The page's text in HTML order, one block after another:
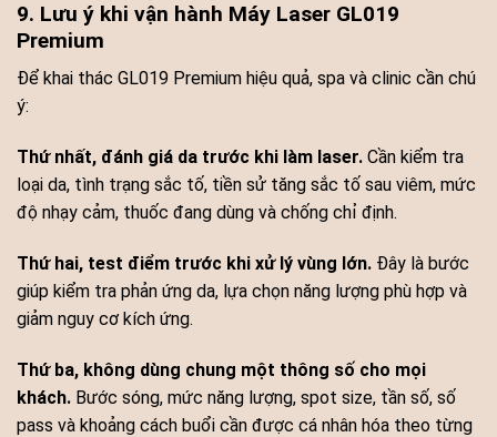
9. Lưu ý khi vận hành Máy Laser GL019
Premium
Để khai thác GL019 Premium hiệu quả, spa và clinic cần chú
ý:
Thứ nhất, đánh giá da trước khi làm laser. Cần kiểm tra
loại da, tình trạng sắc tố, tiền sử tăng sắc tố sau viêm, mức
độ nhạy cảm, thuốc đang dùng và chống chỉ định.
Thứ hai, test điểm trước khi xử lý vùng lớn. Đây là bước
giúp kiểm tra phản ứng da, lựa chọn năng lượng phù hợp và
giảm nguy cơ kích ứng.
Thứ ba, không dùng chung một thông số cho mọi
khách. Bước sóng, mức năng lượng, spot size, tần số, số
pass và khoảng cách buổi cần được cá nhân hóa theo từng